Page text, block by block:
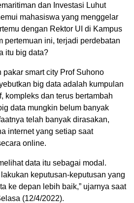
dan Investasi Luhut
mahasiswa yang menggelar
dengan Rektor UI di Kampus
pertemuan ini, terjadi perdebatan
itu big data?
pakar smart city Prof Suhono
big data adalah kumpulan
kompleks dan terus bertambah
data mungkin belum banyak
telah banyak dirasakan,
internet yang setiap saat
online.
data itu sebagai modal.
keputusan-keputusan yang
ke depan lebih baik,” ujarnya saat
(12/4/2022).